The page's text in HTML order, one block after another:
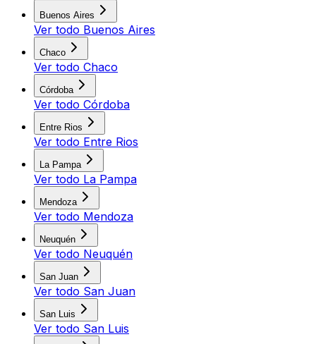
Buenos Aires
Ver todo Buenos Aires
Chaco
Ver todo Chaco
Córdoba
Ver todo Córdoba
Entre Rios
Ver todo Entre Rios
La Pampa
Ver todo La Pampa
Mendoza
Ver todo Mendoza
Neuquén
Ver todo Neuquén
San Juan
Ver todo San Juan
San Luis
Ver todo San Luis